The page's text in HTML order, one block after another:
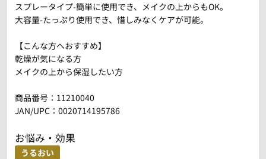
スプレータイプ-簡単に使用でき、メイクの上からもOK。
大容量-たっぷり使用でき、惜しみなくケアが可能。
【こんな方へおすすめ】
乾燥が気になる方
メイクの上から保湿したい方
商品番号： 11210040
JAN/UPC：0020714195786
お悩み・効果
うるおい